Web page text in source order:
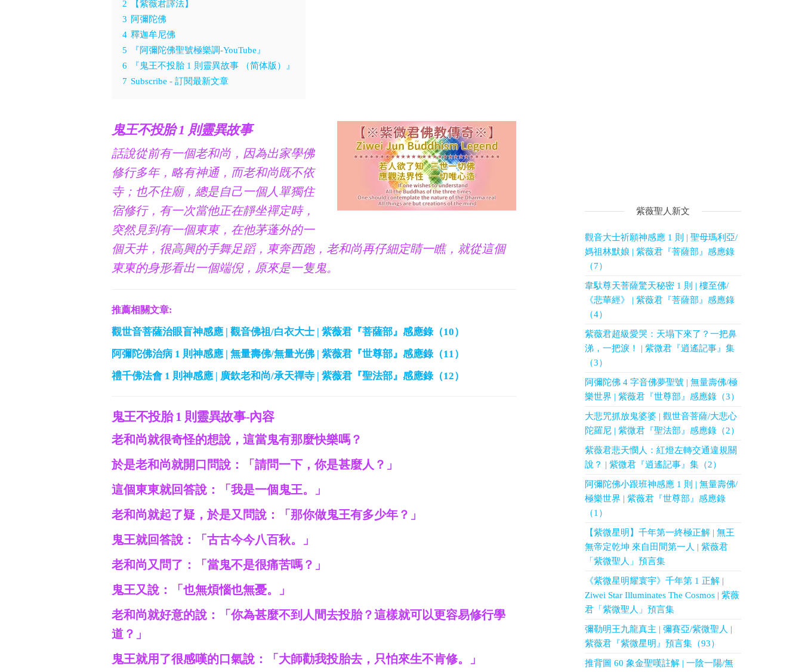
2
【紫薇君譯法】
3 阿彌陀佛
4 釋迦牟尼佛
5
『阿彌陀佛聖號極樂調-YouTube』
6
『鬼王不投胎 1 則靈異故事 （简体版）』
7 Subscribe - 訂閱最新文章
鬼王不投胎 1 則靈異故事
話說從前有一個老和尚，因為出家學佛
修行多年，略有神通，而老和尚既不依
寺；也不住廟，總是自己一個人單獨住
宿修行，有一次當他正在靜坐禪定時，
突然見到有一個東東，在他茅蓬外的一
個天井，很高興的手舞足蹈，東奔西跑，老和尚再仔細定睛一瞧，就從這個
東東的身形看出一個端倪，原來是一隻鬼。
推薦相關文章:
觀世音菩薩治眼盲神感應 | 觀音佛祖/白衣大士 | 紫薇君『菩薩部』感應錄（10）
阿彌陀佛治病 1 則神感應 | 無量壽佛/無量光佛 | 紫薇君『世尊部』感應錄（11）
禮千佛法會 1 則神感應 | 廣欽老和尚/承天禪寺 | 紫薇君『聖法部』感應錄（12）
鬼王不投胎 1 則靈異故事-內容
老和尚就很奇怪的想說，這當鬼有那麼快樂嗎？
於是老和尚就開口問說：「請問一下，你是甚麼人？」
這個東東就回答說：「我是一個鬼王。」
老和尚就起了疑，於是又問說：「那你做鬼王有多少年？」
鬼王就回答說：「古古今今八百秋。」
老和尚又問了：「當鬼不是很痛苦嗎？」
鬼王又說：「也無煩惱也無憂。」
老和尚就好意的說：「你為甚麼不到人間去投胎？這樣就可以更容易修行學
道？」
鬼王就用了很感嘆的口氣說：「大師勸我投胎去，只怕來生不肯修。」
紫薇聖人新文
觀音大士祈願神感應 1 則 | 聖母瑪利亞/
媽祖林默娘 | 紫薇君『菩薩部』感應錄
（7）
韋馱尊天菩薩驚天秘密 1 則 | 樓至佛/
《悲華經》 | 紫薇君『菩薩部』感應錄
（4）
紫薇君超級愛哭：天塌下來了？一把鼻
涕，一把淚！ | 紫微君『逍遙記事』集
（3）
阿彌陀佛 4 字音佛夢聖號 | 無量壽佛/極
樂世界 | 紫薇君『世尊部』感應錄（3）
大悲咒抓放鬼婆婆 | 觀世音菩薩/大悲心
陀羅尼 | 紫微君『聖法部』感應錄（2）
紫薇君悲天憫人：紅燈左轉交通違規關
說？ | 紫微君『逍遙記事』集（2）
阿彌陀佛小跟班神感應 1 則 | 無量壽佛/
極樂世界 | 紫薇君『世尊部』感應錄
（1）
【紫微星明】千年第一終極正解 | 無王
無帝定乾坤 來自田間第一人 | 紫薇君
「紫微聖人」預言集
《紫微星明耀寰宇》千年第 1 正解 |
Ziwei Star Illuminates The Cosmos | 紫薇
君「紫微聖人」預言集
彌勒明王九龍真主 | 彌賽亞/紫微聖人 |
紫薇君『紫微星明』預言集（93）
推背圖 60 象金聖嘆註解 | 一陰一陽/無